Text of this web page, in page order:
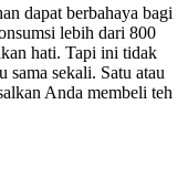
dapat berbahaya bagi
lebih dari 800
hati. Tapi ini tidak
sama sekali. Satu atau
Anda membeli teh